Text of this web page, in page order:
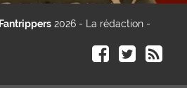
Fantrippers 2026 - La rédaction -